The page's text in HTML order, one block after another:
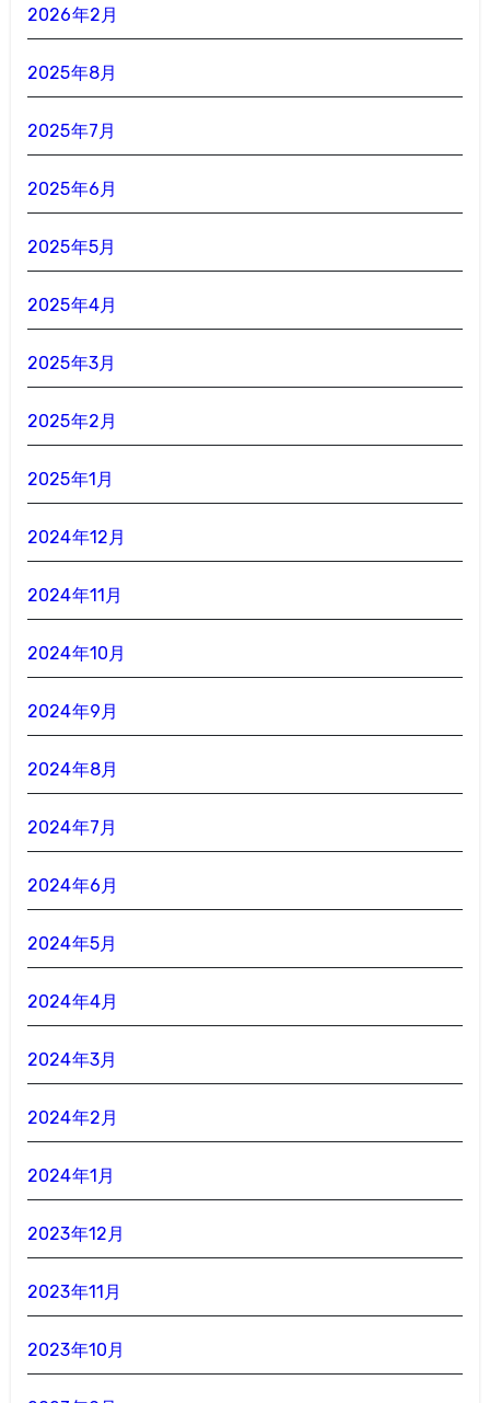
2026年2月
2025年8月
2025年7月
2025年6月
2025年5月
2025年4月
2025年3月
2025年2月
2025年1月
2024年12月
2024年11月
2024年10月
2024年9月
2024年8月
2024年7月
2024年6月
2024年5月
2024年4月
2024年3月
2024年2月
2024年1月
2023年12月
2023年11月
2023年10月